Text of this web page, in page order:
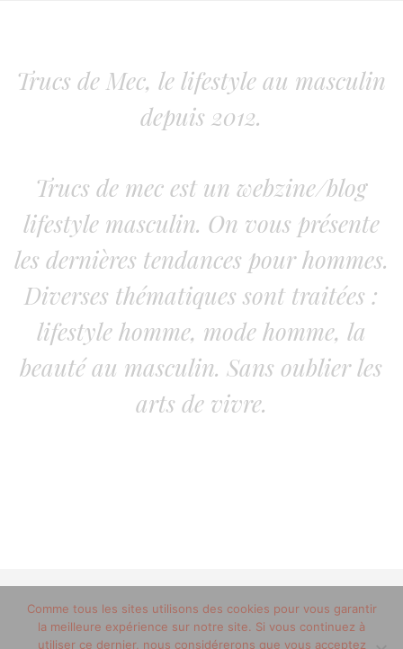
Trucs de Mec, le lifestyle au masculin
depuis 2012.
Trucs de mec est un webzine/blog
lifestyle masculin. On vous présente
les dernières tendances pour hommes.
Diverses thématiques sont traitées :
lifestyle homme, mode homme, la
beauté au masculin. Sans oublier les
arts de vivre.
© 2012-2020 copyright trucsdemec.fr - blog lifestyle
masculin/Tous droits réservés
Comme tous les sites utilisons des cookies pour vous garantir
la meilleure expérience sur notre site. Si vous continuez à
utiliser ce dernier, nous considérerons que vous acceptez